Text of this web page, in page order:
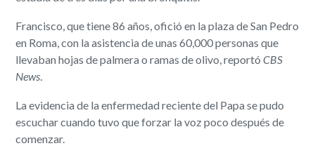
Francisco, que tiene 86 años, ofició en la plaza de San Pedro
en Roma, con la asistencia de unas 60,000 personas que
llevaban hojas de palmera o ramas de olivo, reportóCBS
News.
La evidencia de la enfermedad reciente del Papa se pudo
escuchar cuando tuvo que forzar la voz poco después de
comenzar.